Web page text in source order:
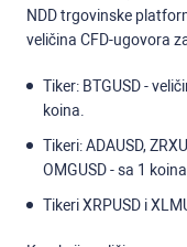
NDD trgovinske
veličina CFD-ugovora
Tiker: BTGUSD -
koina.
Tikeri: АDAUSD,
OMGUSD - sa 1
Tikeri XRPUSD i